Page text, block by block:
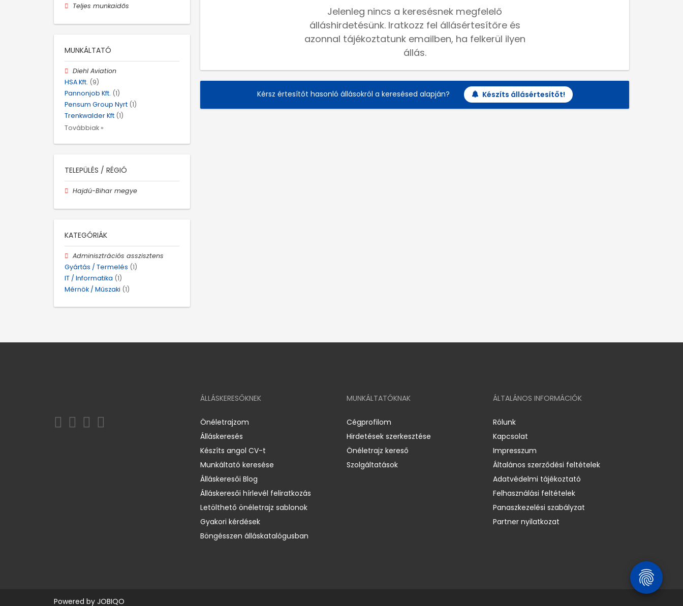
Jelenleg nincs a keresésnek megfelelő
álláshirdetésünk. Iratkozz fel állásértesítőre és
azonnal tájékoztatunk emailben, ha felkerül ilyen
állás.
Kérsz értesítőt hasonló állásokról a keresésed alapján? Készíts állásértesítőt!
Teljes munkaidős
MUNKÁLTATÓ
Diehl Aviation
HSA Kft. (9)
Pannonjob Kft. (1)
Pensum Group Nyrt (1)
Trenkwalder Kft (1)
Továbbiak »
TELEPÜLÉS / RÉGIÓ
Hajdú-Bihar megye
KATEGÓRIÁK
Adminisztrációs asszisztens
Gyártás / Termelés (1)
IT / Informatika (1)
Mérnök / Műszaki (1)
ÁLLÁSKERESŐKNEK
Önéletrajzom
Álláskeresés
Készíts angol CV-t
Munkáltató keresése
Álláskeresői Blog
Álláskeresői hírlevél feliratkozás
Letölthető önéletrajz sablonok
Gyakori kérdések
Böngésszen álláskatalógusban
MUNKÁLTATÓKNAK
Cégprofilom
Hirdetések szerkesztése
Önéletrajz kereső
Szolgáltatások
ÁLTALÁNOS INFORMÁCIÓK
Rólunk
Kapcsolat
Impresszum
Általános szerződési feltételek
Adatvédelmi tájékoztató
Felhasználási feltételek
Panaszkezelési szabályzat
Partner nyilatkozat
Powered by JOBIQO